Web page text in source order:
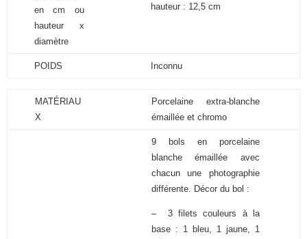
en cm ou
hauteur x
diamètre
hauteur : 12,5 cm
POIDS Inconnu
MATÉRIAU
X
Porcelaine extra-blanche
émaillée et chromo
9 bols en porcelaine
blanche émaillée avec
chacun une photographie
différente. Décor du bol :
– 3 filets couleurs à la
base : 1 bleu, 1 jaune, 1